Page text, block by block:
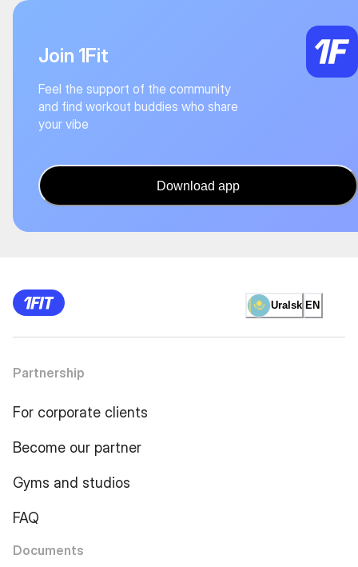
Join 1Fit
Feel the support of the community
and find workout buddies who share
your vibe
Download app
Uralsk EN
Partnership
For corporate clients
Become our partner
Gyms and studios
FAQ
Documents